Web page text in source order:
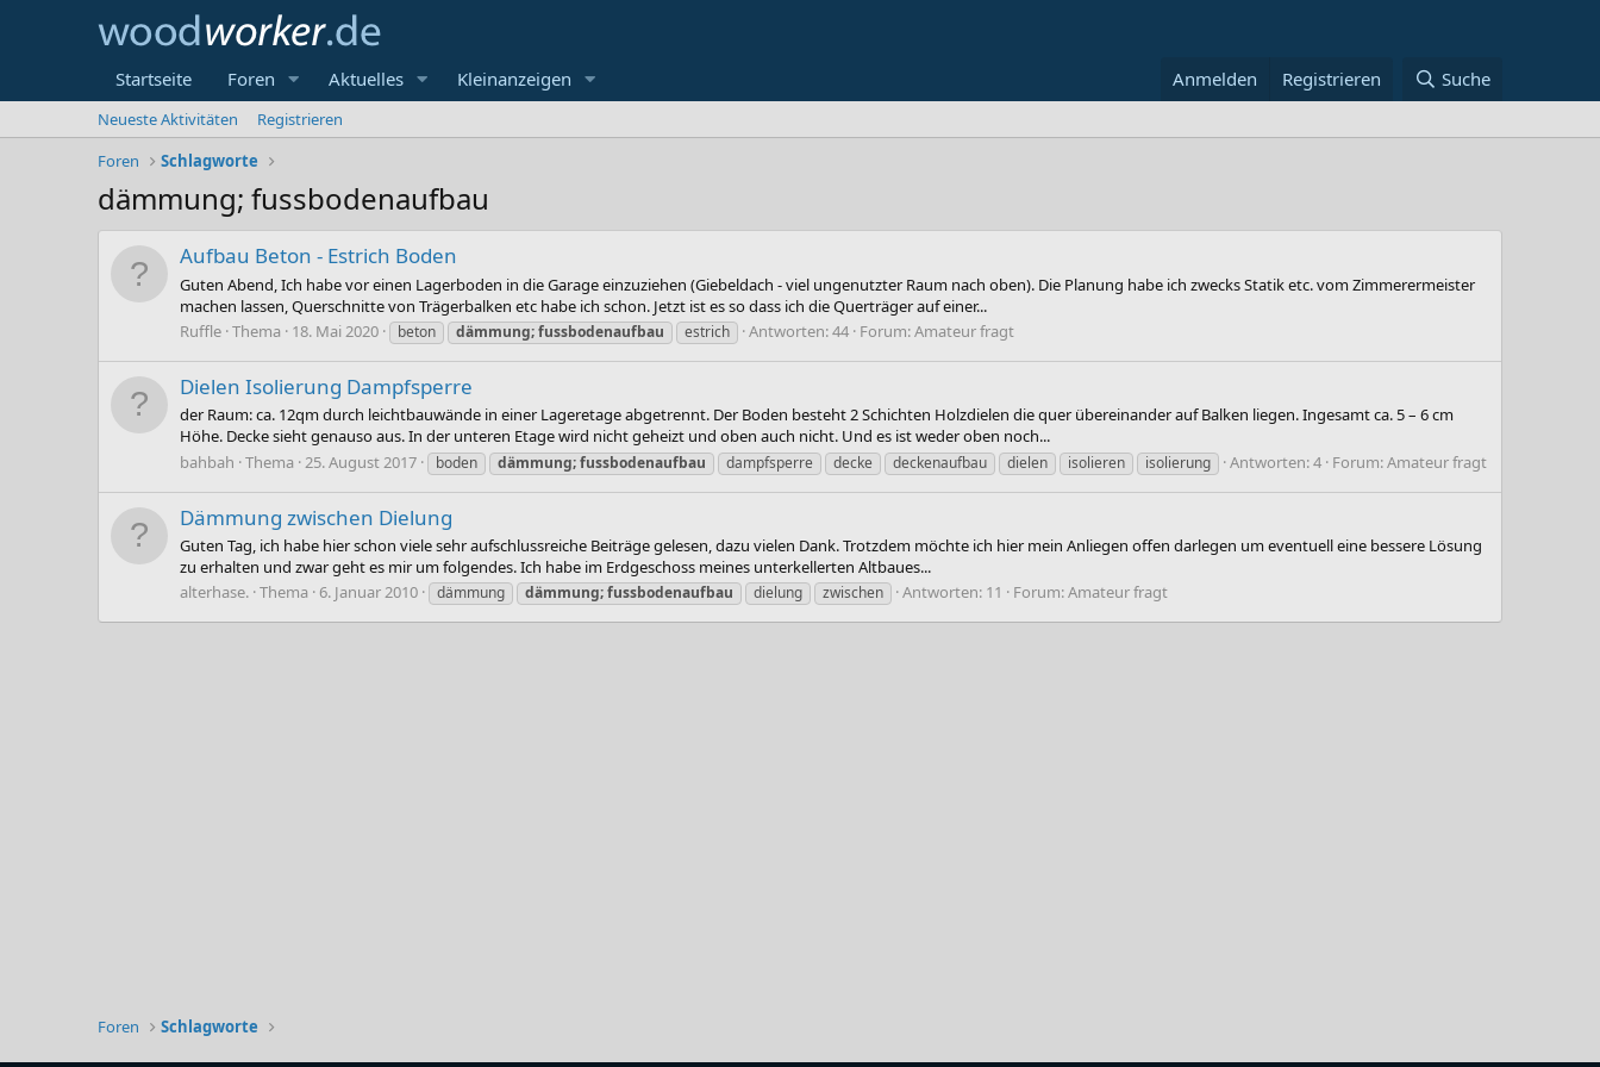
Startseite Foren Aktuelles Kleinanzeigen Anmelden Registrieren Suche
Neueste Aktivitäten
Registrieren
Foren
Schlagworte
dämmung; fussbodenaufbau
Aufbau Beton - Estrich Boden
Guten Abend, Ich habe vor einen Lagerboden in die Garage einzuziehen (Giebeldach - viel ungenutzter Raum nach oben). Die Planung habe ich zwecks Statik etc. vom Zimmerermeister
machen lassen, Querschnitte von Trägerbalken etc habe ich schon. Jetzt ist es so dass ich die Querträger auf einer...
Ruffle Thema 18. Mai 2020 beton dämmung;fussbodenaufbau estrich Antworten: 44 Forum:Amateur fragt
Dielen Isolierung Dampfsperre
der Raum: ca. 12qm durch leichtbauwände in einer Lageretage abgetrennt. Der Boden besteht 2 Schichten Holzdielen die quer übereinander auf Balken liegen. Ingesamt ca. 5 – 6 cm
Höhe. Decke sieht genauso aus. In der unteren Etage wird nicht geheizt und oben auch nicht. Und es ist weder oben noch...
bahbah Thema 25. August 2017 boden dämmung;fussbodenaufbau dampfsperre decke deckenaufbau dielen isolieren isolierung Antworten: 4 Forum:Amateur fragt
Dämmung zwischen Dielung
Guten Tag, ich habe hier schon viele sehr aufschlussreiche Beiträge gelesen, dazu vielen Dank. Trotzdem möchte ich hier mein Anliegen offen darlegen um eventuell eine bessere Lösung
zu erhalten und zwar geht es mir um folgendes. Ich habe im Erdgeschoss meines unterkellerten Altbaues...
alterhase. Thema 6. Januar 2010 dämmung dämmung;fussbodenaufbau dielung zwischen Antworten: 11 Forum:Amateur fragt
Foren Schlagworte